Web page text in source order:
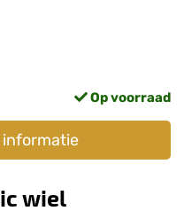
Op voorraad
informatie
wiel